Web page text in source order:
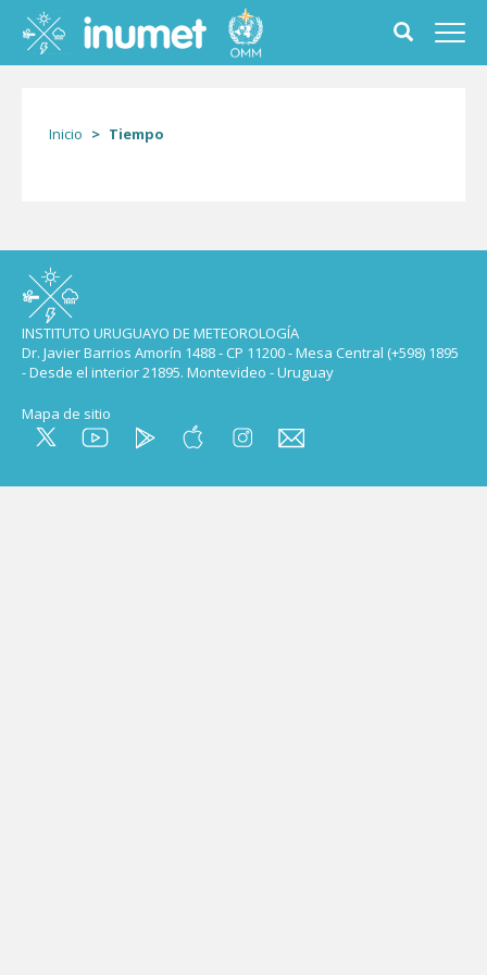
contenido
principal
Toggle
search
form
Inicio Tiempo
INSTITUTO URUGUAYO DE METEOROLOGÍA
Dr. Javier Barrios Amorín 1488 - CP 11200 - Mesa Central (+598) 1895
- Desde el interior 21895. Montevideo - Uruguay
Mapa de sitio